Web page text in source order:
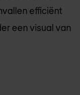
efficiënt
een visual van